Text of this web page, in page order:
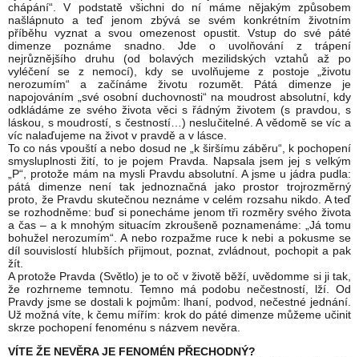
chápání“. V podstatě všichni do ní máme nějakým způsobem
našlápnuto a teď jenom zbývá se svém konkrétním životním
příběhu vyznat a svou omezenost opustit. Vstup do své páté
dimenze poznáme snadno. Jde o uvolňování z trápení
nejrůznějšího druhu (od bolavých mezilidských vztahů až po
vyléčení se z nemocí), kdy se uvolňujeme z postoje „životu
nerozumím“ a začínáme životu rozumět. Pátá dimenze je
napojováním „své osobní duchovnosti“ na moudrost absolutní, kdy
odkládáme ze svého života věci s řádným životem (s pravdou, s
láskou, s moudrostí, s čestností…) neslučitelné. A vědomě se víc a
víc nalaďujeme na život v pravdě a v lásce.
To co nás vpouští a nebo dosud ne „k širšímu záběru“, k pochopení
smysluplnosti žití, to je pojem Pravda. Napsala jsem jej s velkým
„P“, protože mám na mysli Pravdu absolutní. A jsme u jádra pudla:
pátá dimenze není tak jednoznačná jako prostor trojrozměrný
proto, že Pravdu skutečnou neznáme v celém rozsahu nikdo. A teď
se rozhodněme: buď si ponecháme jenom tři rozměry svého života
a čas – a k mnohým situacím zkroušeně poznamenáme: „Já tomu
bohužel nerozumím“. A nebo rozpažme ruce k nebi a pokusme se
díl souvislostí hlubších přijmout, poznat, zvládnout, pochopit a pak
žít.
A protože Pravda (Světlo) je to oč v životě běží, uvědomme si ji tak,
že rozhrneme temnotu. Temno má podobu nečestností, lží. Od
Pravdy jsme se dostali k pojmům: lhaní, podvod, nečestné jednání.
Už možná víte, k čemu mířím: krok do páté dimenze můžeme učinit
skrze pochopení fenoménu s názvem nevěra.
VÍTE ŽE NEVĚRA JE FENOMÉN PŘECHODNÝ?